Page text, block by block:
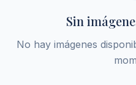
Sin
No hay imágenes